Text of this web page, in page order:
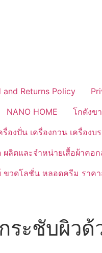
and Returns Policy
NANO HOME
โกดังข
งปั่น เครื่องกวน เครื่องบร
ผลิตและจำหน่ายเสื้อผ้าคอ
ขวดโลชั่น หลอดครีม ราค
ระชับผิวด้